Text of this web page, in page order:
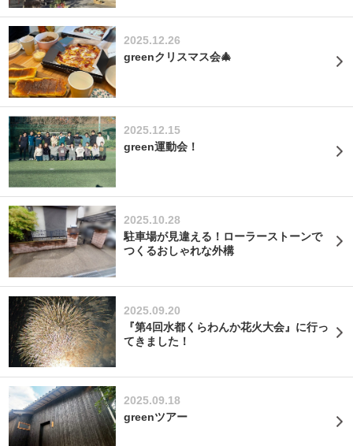
2025.12.26
greenクリスマス会🎄
2025.12.15
green運動会！
2025.10.28
駐車場が見違える！ローラーストーンで
つくるおしゃれな外構
2025.09.20
『第4回水都くらわんか花火大会』に行っ
てきました！
2025.09.18
greenツアー